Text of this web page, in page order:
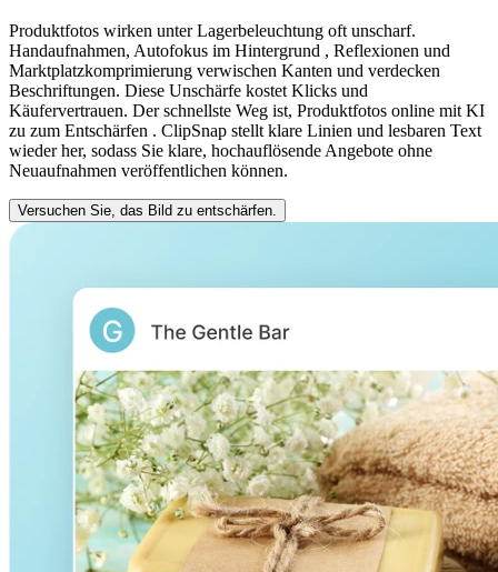
Produktfotos wirken unter Lagerbeleuchtung oft unscharf.
Handaufnahmen, Autofokus im Hintergrund , Reflexionen und
Marktplatzkomprimierung verwischen Kanten und verdecken
Beschriftungen. Diese Unschärfe kostet Klicks und
Käufervertrauen. Der schnellste Weg ist, Produktfotos online mit KI
zu zum Entschärfen . ClipSnap stellt klare Linien und lesbaren Text
wieder her, sodass Sie klare, hochauflösende Angebote ohne
Neuaufnahmen veröffentlichen können.
Versuchen Sie, das Bild zu entschärfen.